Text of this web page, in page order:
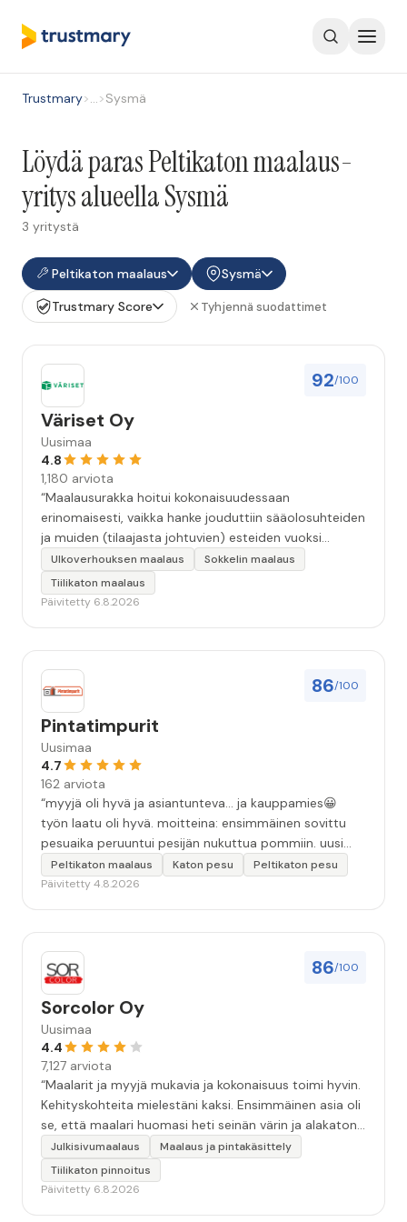
Trustmary>…>Sysmä
Löydä paras Peltikaton maalaus-
yritys alueella Sysmä
3 yritystä
Peltikaton maalaus
Sysmä
Trustmary Score
Tyhjennä suodattimet
92/100
Väriset Oy
Uusimaa
4.8
1,180 arviota
“Maalausurakka hoitui kokonaisuudessaan
erinomaisesti, vaikka hanke jouduttiin sääolosuhteiden
ja muiden (tilaajasta johtuvien) esteiden vuoksi
keskeyttämään n. 3 viikoksi. Maalaistulos on oikein
hyvä, yhteydenpito erinomaista, jälkityöt tehtiin
huolellisesti. Suosittelen. Erityiskiitos itse maalareille:
Ulkoverhouksen maalaus
Sokkelin maalaus
Tiilikaton maalaus
Päivitetty 6.8.2026
86/100
Pintatimpurit
Uusimaa
4.7
162 arviota
“myyjä oli hyvä ja asiantunteva... ja kauppamies😀
työn laatu oli hyvä. moitteina: ensimmäinen sovittu
pesuaika peruuntui pesijän nukuttua pommiin. uusi
aika piti ja työn jälki oikein hyvää ja osaavaa. toinen
murhe tuli koska olimme matkoilla ja jossain
vuorokautta pihalle...kunnes naapuri uskaltautui
pihallemme ja sulki hanan. Hieman siis tarkkuutta
hommiin ja hyvä tulee. ”
Peltikaton maalaus Katon pesu
Peltikaton pesu
Päivitetty 4.8.2026
86/100
Sorcolor Oy
Uusimaa
4.4
7,127 arviota
“Maalarit ja myyjä mukavia ja kokonaisuus toimi hyvin.
Kehityskohteita mielestäni kaksi. Ensimmäinen asia oli
se, että maalari huomasi heti seinän värin ja alakaton
värin erot mitä en huomannut. Hyvä toki että siinä
kohtaa huomattu mutta toki optimaalisessa
tilanteessa myyjä olisi jo kiinnittänyt tähän huomiota.
Julkisivumaalaus
Maalaus ja pintakäsittely
Tiilikaton pinnoitus
Päivitetty 6.8.2026